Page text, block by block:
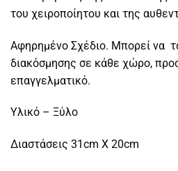
του χειροποίητου και της
Αφηρημένο Σχέδιο. Μπορεί να
διακόσμησης σε κάθε χώρο,
επαγγελματικό.
Υλικό – Ξύλο
Διαστάσεις 31cm X 20cm